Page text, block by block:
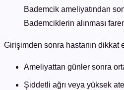
Bademcik ameliyatından
Bademciklerin alınması
Girişimden sonra hastanın dikkat
Ameliyattan günler sonra
Şiddetli ağrı veya yüksek